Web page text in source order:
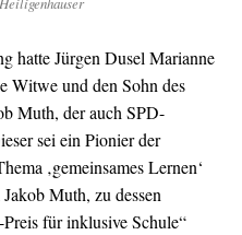
hatte Jürgen Dusel Marianne
Witwe und den Sohn des
Muth, der auch SPD-
sei ein Pionier der
‚gemeinsames Lernen‘
Muth, zu dessen
für inklusive Schule“